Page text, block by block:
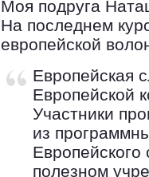
Моя подруга
На последнем
европейской
Европейская
Европейской
Участники
из
полезном